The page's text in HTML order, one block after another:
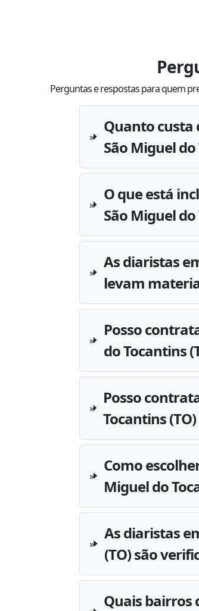
Perguntas e respostas para quem
Quanto
São Miguel do
O que está
São Miguel do
As diaristas
levam
Posso
do Tocantins
Posso
Tocantins
Como
Miguel do
As diaristas
(TO) são
Quais bairros